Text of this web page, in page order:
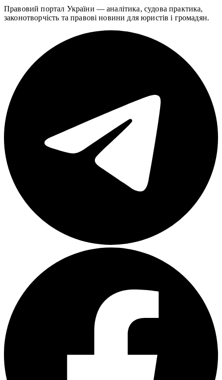
Правовий портал України — аналітика, судова практика,
законотворчість та правові новини для юристів і громадян.